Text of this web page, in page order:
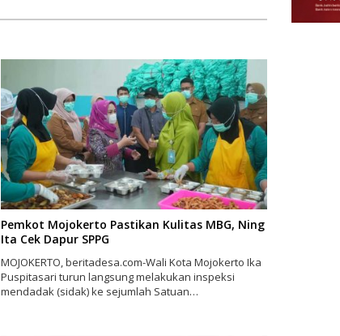
Pemkot Mojokerto Pastikan Kulitas MBG, Ning
Ita Cek Dapur SPPG
MOJOKERTO, beritadesa.com-Wali Kota Mojokerto Ika
Puspitasari turun langsung melakukan inspeksi
mendadak (sidak) ke sejumlah Satuan…